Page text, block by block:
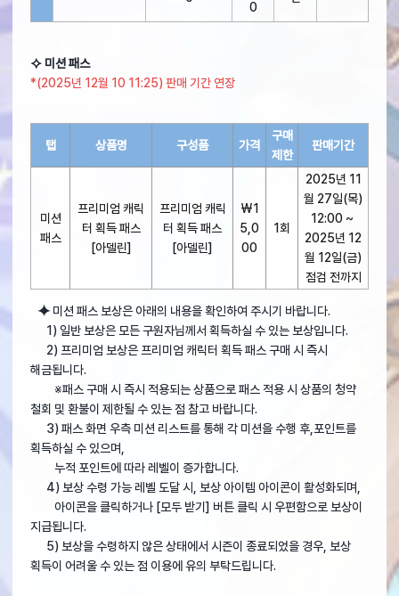
0
⯎ 미션 패스
*(2025년 12월 10 11:25) 판매 기간 연장
탭 상품명 구성품 가격
구매
제한
판매기간
미션
패스
프리미엄 캐릭
터 획득 패스
[아델린]
프리미엄 캐릭
터 획득 패스
[아델린]
₩1
5,0
00
1회
2025년 11
월 27일(목)
12:00 ~
2025년 12
월 12일(금)
점검 전까지
⯌미션 패스 보상은 아래의 내용을 확인하여 주시기 바랍니다.
1) 일반 보상은 모든 구원자님께서 획득하실 수 있는 보상입니다.
2) 프리미엄 보상은 프리미엄 캐릭터 획득 패스 구매 시 즉시
해금됩니다.
※패스 구매 시 즉시 적용되는 상품으로 패스 적용 시 상품의 청약
철회 및 환불이 제한될 수 있는 점 참고 바랍니다.
3) 패스 화면 우측 미션 리스트를 통해 각 미션을 수행 후,포인트를
획득하실 수 있으며,
누적 포인트에 따라 레벨이 증가합니다.
4) 보상 수령 가능 레벨 도달 시, 보상 아이템 아이콘이 활성화되며,
아이콘을 클릭하거나 [모두 받기] 버튼 클릭 시 우편함으로 보상이
지급됩니다.
5) 보상을 수령하지 않은 상태에서 시즌이 종료되었을 경우, 보상
획득이 어려울 수 있는 점 이용에 유의 부탁드립니다.